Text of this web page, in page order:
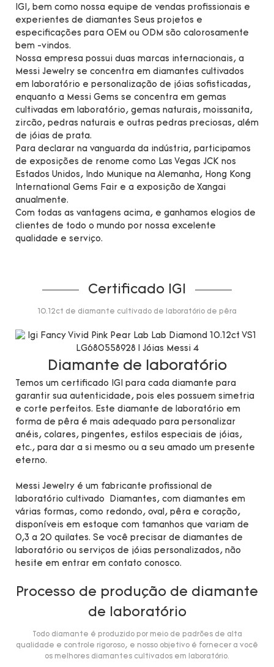
IGI, bem como nossa equipe de vendas profissionais e
experientes de diamantes Seus projetos e
especificações para OEM ou ODM são calorosamente
bem -vindos.
Nossa empresa possui duas marcas internacionais, a
Messi Jewelry se concentra em diamantes cultivados
em laboratório e personalização de jóias sofisticadas,
enquanto a Messi Gems se concentra em gemas
cultivadas em laboratório, gemas naturais, moissanita,
zircão, pedras naturais e outras pedras preciosas, além
de jóias de prata.
Para declarar na vanguarda da indústria, participamos
de exposições de renome como Las Vegas JCK nos
Estados Unidos, Indo Munique na Alemanha, Hong Kong
International Gems Fair e a exposição de Xangai
anualmente.
Com todas as vantagens acima, e ganhamos elogios de
clientes de todo o mundo por nossa excelente
qualidade e serviço.
Certificado IGI
10.12ct de diamante cultivado de laboratório de pêra
Diamante de laboratório
Temos um certificado IGI para cada diamante para
garantir sua autenticidade, pois eles possuem simetria
e corte perfeitos. Este diamante de laboratório em
forma de pêra é mais adequado para personalizar
anéis, colares, pingentes, estilos especiais de jóias,
etc., para dar a si mesmo ou a seu amado um presente
eterno.
Messi Jewelry é um fabricante profissional de
laboratório cultivado Diamantes, com diamantes em
várias formas, como redondo, oval, pêra e coração,
disponíveis em estoque com tamanhos que variam de
0,3 a 20 quilates. Se você precisar de diamantes de
laboratório ou serviços de jóias personalizados, não
hesite em entrar em contato conosco.
Processo de produção de diamante
de laboratório
Todo diamante é produzido por meio de padrões de alta
qualidade e controle rigoroso, e nosso objetivo é fornecer a você
os melhores diamantes cultivados em laboratório.